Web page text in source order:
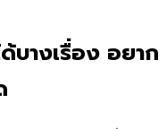
บางเรื่อง อยาก